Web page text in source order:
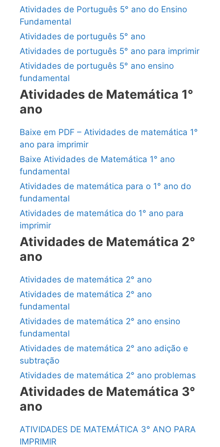
Atividades de Português 5° ano do Ensino
Fundamental
Atividades de português 5° ano
Atividades de português 5° ano para imprimir
Atividades de português 5° ano ensino
fundamental
Atividades de Matemática 1°
ano
Baixe em PDF – Atividades de matemática 1°
ano para imprimir
Baixe Atividades de Matemática 1° ano
fundamental
Atividades de matemática para o 1° ano do
fundamental
Atividades de matemática do 1° ano para
imprimir
Atividades de Matemática 2°
ano
Atividades de matemática 2° ano
Atividades de matemática 2° ano
fundamental
Atividades de matemática 2° ano ensino
fundamental
Atividades de matemática 2° ano adição e
subtração
Atividades de matemática 2° ano problemas
Atividades de Matemática 3°
ano
ATIVIDADES DE MATEMÁTICA 3° ANO PARA
IMPRIMIR